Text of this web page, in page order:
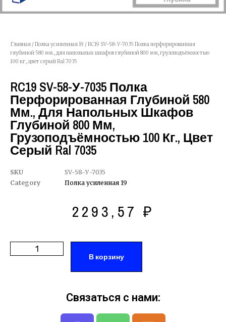
Главная /Полка усиленная 19 / RC19 SV-58-У-7035 Полка перфорированная
глубиной 580 мм., для напольных шкафов глубиной 800 мм, грузоподъёмностью
100 кг., цвет серый Ral 7035
RC19 SV-58-У-7035 Полка
Перфорированная Глубиной 580
Мм., Для Напольных Шкафов
Глубиной 800 Мм,
Грузоподъёмностью 100 Кг., Цвет
Серый Ral 7035
SKU
SV-58-У-7035
Category
Полка усиленная 19
2293,57 ₽
В корзину
Связаться с нами: